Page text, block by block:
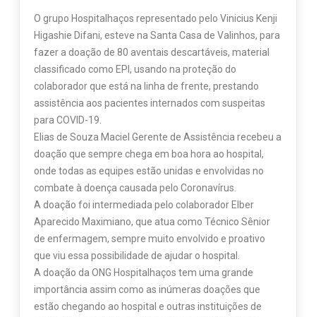
O grupo Hospitalhaços representado pelo Vinicius Kenji
Higashie Difani, esteve na Santa Casa de Valinhos, para
fazer a doação de 80 aventais descartáveis, material
classificado como EPI, usando na proteção do
colaborador que está na linha de frente, prestando
assistência aos pacientes internados com suspeitas
para COVID-19.
Elias de Souza Maciel Gerente de Assistência recebeu a
doação que sempre chega em boa hora ao hospital,
onde todas as equipes estão unidas e envolvidas no
combate à doença causada pelo Coronavírus.
A doação foi intermediada pelo colaborador Elber
Aparecido Maximiano, que atua como Técnico Sênior
de enfermagem, sempre muito envolvido e proativo
que viu essa possibilidade de ajudar o hospital.
A doação da ONG Hospitalhaços tem uma grande
importância assim como as inúmeras doações que
estão chegando ao hospital e outras instituições de